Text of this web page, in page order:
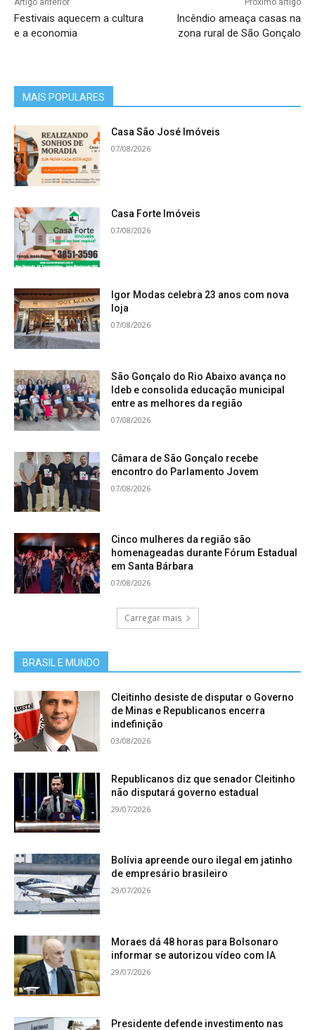
Artigo anterior
Festivais aquecem a cultura
e a economia
Próximo artigo
Incêndio ameaça casas na
zona rural de São Gonçalo
MAIS POPULARES
Casa São José Imóveis
07/08/2026
Casa Forte Imóveis
07/08/2026
Igor Modas celebra 23 anos com nova
loja
07/08/2026
São Gonçalo do Rio Abaixo avança no
Ideb e consolida educação municipal
entre as melhores da região
07/08/2026
Câmara de São Gonçalo recebe
encontro do Parlamento Jovem
07/08/2026
Cinco mulheres da região são
homenageadas durante Fórum Estadual
em Santa Bárbara
07/08/2026
Carregar mais
BRASIL E MUNDO
Cleitinho desiste de disputar o Governo
de Minas e Republicanos encerra
indefinição
03/08/2026
Republicanos diz que senador Cleitinho
não disputará governo estadual
29/07/2026
Bolívia apreende ouro ilegal em jatinho
de empresário brasileiro
29/07/2026
Moraes dá 48 horas para Bolsonaro
informar se autorizou vídeo com IA
29/07/2026
Presidente defende investimento nas